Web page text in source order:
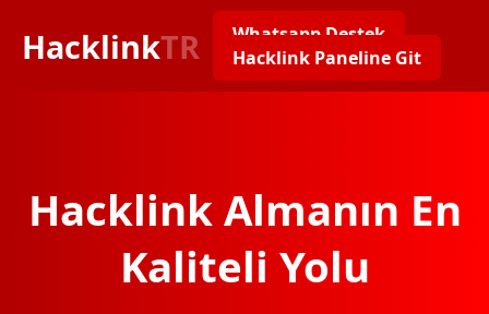
HacklinkTR
Whatsapp Destek
Hacklink Paneline Git
Hacklink Almanın En
Kaliteli Yolu